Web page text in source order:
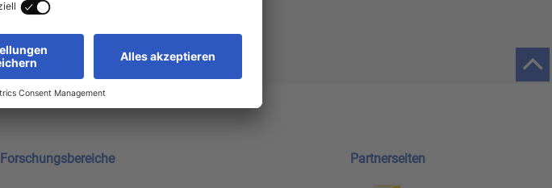
Forschungsbereiche Partnerseiten